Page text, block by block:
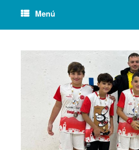
Menú